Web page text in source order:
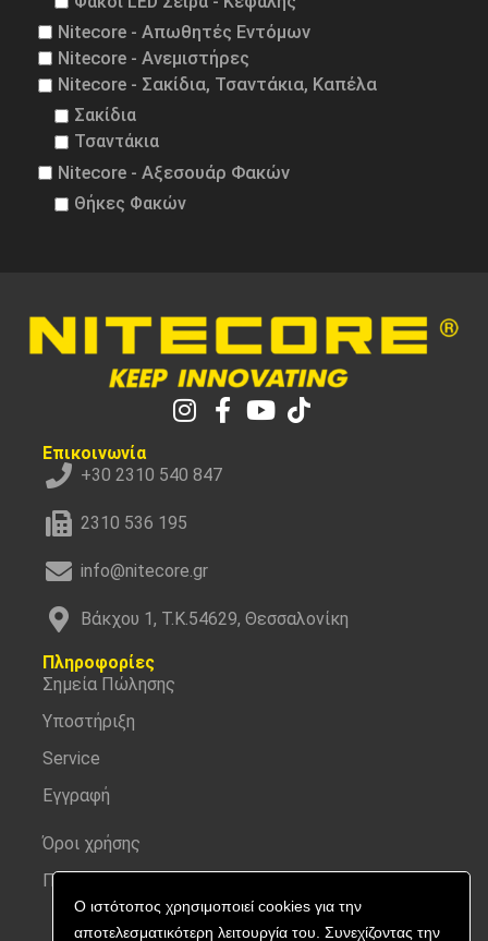
Ο ιστότοπος χρησιμοποιεί cookies για την
αποτελεσματικότερη λειτουργία του. Συνεχίζοντας την
Nitecore - Απωθητές Εντόμων
Nitecore - Ανεμιστήρες
Nitecore - Σακίδια, Τσαντάκια, Καπέλα
Σακίδια
Τσαντάκια
Nitecore - Αξεσουάρ Φακών
Θήκες Φακών
Επικοινωνία
+30 2310 540 847
2310 536 195
info@nitecore.gr
Βάκχου 1, Τ.Κ.54629, Θεσσαλονίκη
Πληροφορίες
Σημεία Πώλησης
Υποστήριξη
Service
Εγγραφή
Όροι χρήσης
Προσωπικά δεδομένα